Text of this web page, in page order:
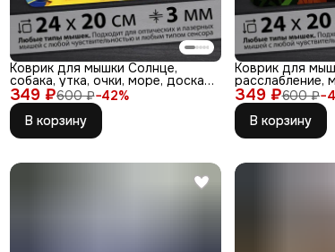
349 ₽600 ₽−42%
Коврик для мышки Солнце,
собака, утка, очки, море, доска,
ле
В корзину
349 ₽600 ₽−
Коврик для
расслабление,
джойнт, дым
В корзину